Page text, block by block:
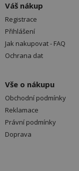
Váš nákup
Registrace
Přihlášení
Jak nakupovat - FAQ
Ochrana dat
Vše o nákupu
Obchodní podmínky
Reklamace
Právní podmínky
Doprava